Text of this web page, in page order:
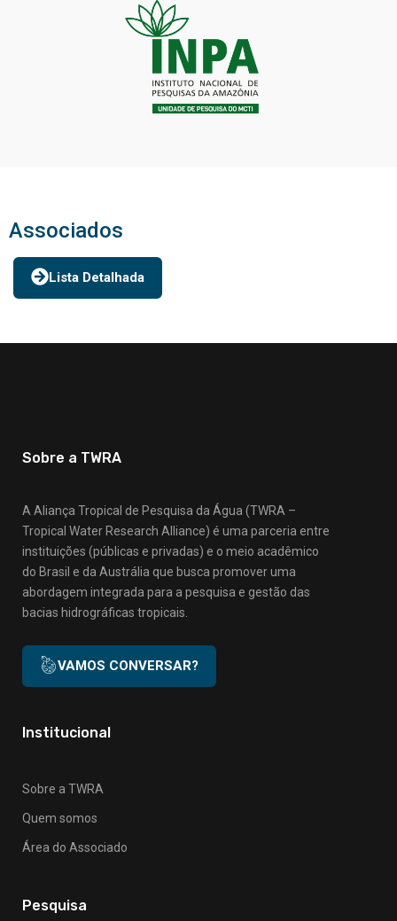
Associados
Lista Detalhada
Sobre a TWRA
A Aliança Tropical de Pesquisa da Água (TWRA –
Tropical Water Research Alliance) é uma parceria entre
instituições (públicas e privadas) e o meio acadêmico
do Brasil e da Austrália que busca promover uma
abordagem integrada para a pesquisa e gestão das
bacias hidrográficas tropicais.
VAMOS CONVERSAR?
Institucional
Sobre a TWRA
Quem somos
Área do Associado
Pesquisa